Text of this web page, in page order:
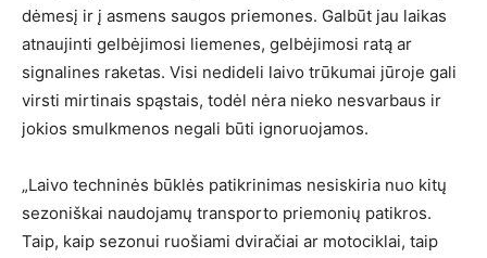
dėmesį ir į asmens saugos priemones. Galbūt jau laikas
atnaujinti gelbėjimosi liemenes, gelbėjimosi ratą ar
signalines raketas. Visi nedideli laivo trūkumai jūroje gali
virsti mirtinais spąstais, todėl nėra nieko nesvarbaus ir
jokios smulkmenos negali būti ignoruojamos.
„Laivo techninės būklės patikrinimas nesiskiria nuo kitų
sezoniškai naudojamų transporto priemonių patikros.
Taip, kaip sezonui ruošiami dviračiai ar motociklai, taip